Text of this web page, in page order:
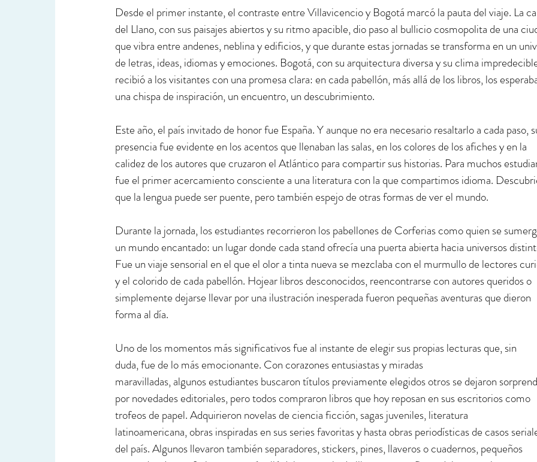
Desde el primer instante, el contraste entre Villavicencio y Bogotá marcó la pauta del viaje. La
del Llano, con sus paisajes abiertos y su ritmo apacible, dio paso al bullicio cosmopolita de una
que vibra entre andenes, neblina y edificios, y que durante estas jornadas se transforma en un
de letras, ideas, idiomas y emociones. Bogotá, con su arquitectura diversa y su clima
recibió a los visitantes con una promesa clara: en cada pabellón, más allá de los libros, los
una chispa de inspiración, un encuentro, un descubrimiento.
Este año, el país invitado de honor fue España. Y aunque no era necesario resaltarlo a cada paso,
presencia fue evidente en los acentos que llenaban las salas, en los colores de los afiches y en la
calidez de los autores que cruzaron el Atlántico para compartir sus historias. Para muchos
fue el primer acercamiento consciente a una literatura con la que compartimos idioma.
que la lengua puede ser puente, pero también espejo de otras formas de ver el mundo.
Durante la jornada, los estudiantes recorrieron los pabellones de Corferias como quien se
un mundo encantado: un lugar donde cada stand ofrecía una puerta abierta hacia universos
Fue un viaje sensorial en el que el olor a tinta nueva se mezclaba con el murmullo de lectores
y el colorido de cada pabellón. Hojear libros desconocidos, reencontrarse con autores queridos o
simplemente dejarse llevar por una ilustración inesperada fueron pequeñas aventuras que dieron
forma al día.
Uno de los momentos más significativos fue al instante de elegir sus propias lecturas que, sin
duda, fue de lo más emocionante. Con corazones entusiastas y miradas
maravilladas, algunos estudiantes buscaron títulos previamente elegidos otros se dejaron
por novedades editoriales, pero todos compraron libros que hoy reposan en sus escritorios como
trofeos de papel. Adquirieron novelas de ciencia ficción, sagas juveniles, literatura
latinoamericana, obras inspiradas en sus series favoritas y hasta obras periodísticas de casos
del país. Algunos llevaron también separadores, stickers, pines, llaveros o cuadernos, pequeños